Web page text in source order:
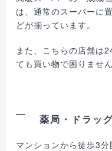
は、通常のスーパーに
どが揃っています。
また、こちらの店舗は
ても買い物で困りません
薬局・ドラッ
マンションから徒歩3分